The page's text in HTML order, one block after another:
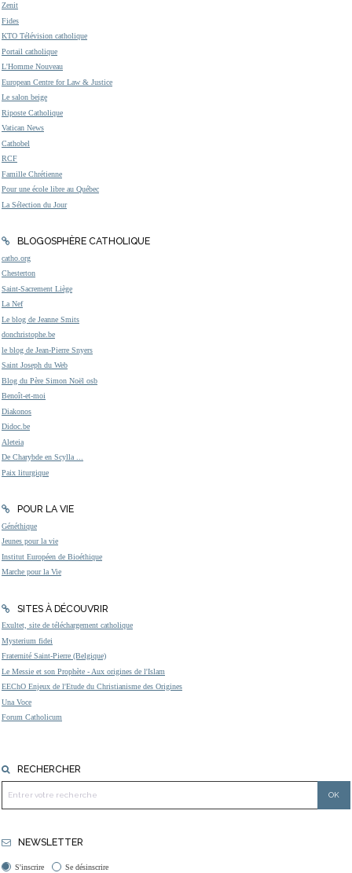
Zenit
Fides
KTO Télévision catholique
Portail catholique
L'Homme Nouveau
European Centre for Law & Justice
Le salon beige
Riposte Catholique
Vatican News
Cathobel
RCF
Famille Chrétienne
Pour une école libre au Québec
La Sélection du Jour
BLOGOSPHÈRE CATHOLIQUE
catho.org
Chesterton
Saint-Sacrement Liège
La Nef
Le blog de Jeanne Smits
donchristophe.be
le blog de Jean-Pierre Snyers
Saint Joseph du Web
Blog du Père Simon Noël osb
Benoît-et-moi
Diakonos
Didoc.be
Aleteia
De Charybde en Scylla ...
Paix liturgique
POUR LA VIE
Généthique
Jeunes pour la vie
Institut Européen de Bioéthique
Marche pour la Vie
SITES À DÉCOUVRIR
Exultet, site de téléchargement catholique
Mysterium fidei
Fraternité Saint-Pierre (Belgique)
Le Messie et son Prophète - Aux origines de l'Islam
EEChO Enjeux de l'Etude du Christianisme des Origines
Una Voce
Forum Catholicum
RECHERCHER
NEWSLETTER
S'inscrire Se désinscrire